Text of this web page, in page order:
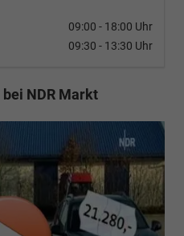
09:00 - 18:00 Uhr
09:30 - 13:30 Uhr
NDR Markt